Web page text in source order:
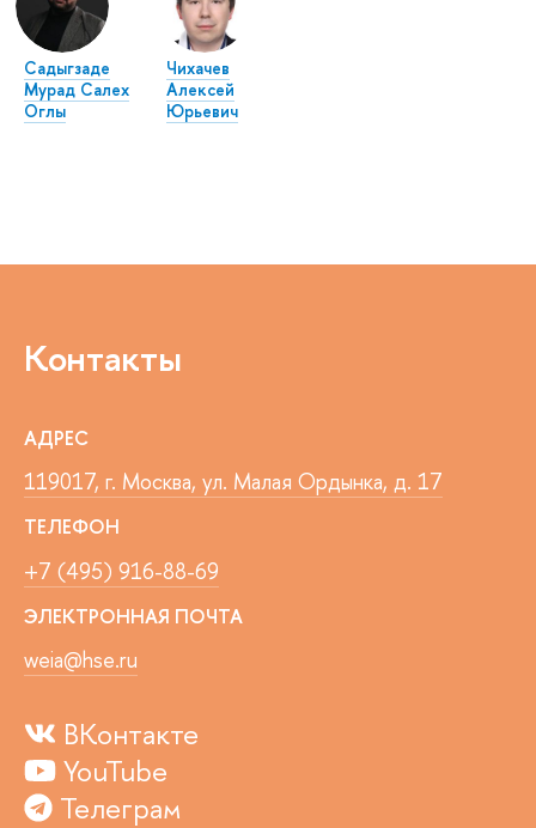
Садыгзаде
Мурад Салех
Оглы
Чихачев
Алексей
Юрьевич
Контакты
АДРЕС
119017, г. Москва, ул. Малая Ордынка, д. 17
ТЕЛЕФОН
+7 (495) 916-88-69
ЭЛЕКТРОННАЯ ПОЧТА
weia@hse.ru
ВКонтакте
YouTube
Телеграм